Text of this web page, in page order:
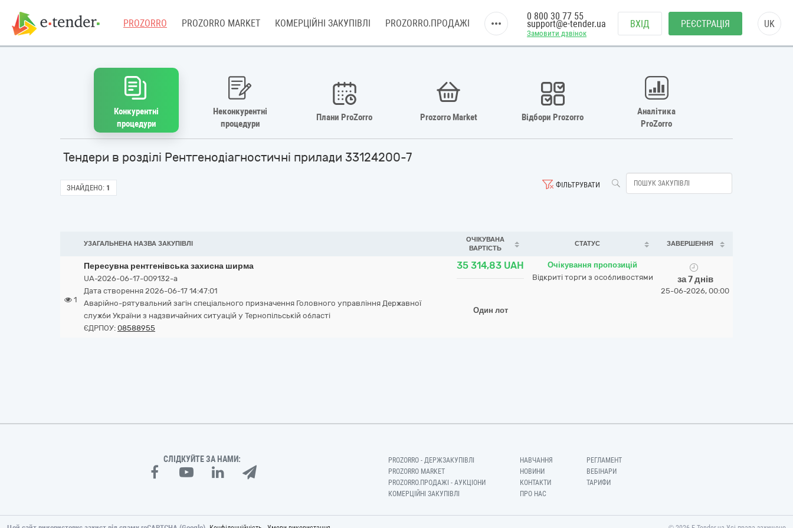
PROZORRO PROZORRO MARKET КОМЕРЦІЙНІ ЗАКУПІВЛІ PROZORRO.ПРОДАЖІ
Замовити дзвінок
0 800 30 77 55
support@e-tender.ua ВХІД РЕЄСТРАЦІЯ UK
Конкурентні
процедури
Неконкурентні
процедури
Плани ProZorro Prozorro Market Відбори Prozorro
Аналітика
ProZorro
Тендери в розділі Рентгенодіагностичні прилади 33124200-7
ФІЛЬТРУВАТИ
ЗНАЙДЕНО: 1
УЗАГАЛЬНЕНА НАЗВА ЗАКУПІВЛІ
ОЧІКУВАНА
ВАРТІСТЬ
СТАТУС ЗАВЕРШЕННЯ
1
Пересувна рентгенівська захисна ширма
UA-2026-06-17-009132-a
Дата створення 2026-06-17 14:47:01
Аварійно-рятувальний загін спеціального призначення Головного управління Державної
служби України з надзвичайних ситуацій у Тернопільській області
ЄДРПОУ: 08588955
35 314,83 UAH
Один лот
Очікування пропозицій
Відкриті торги з особливостями
за 7 днів
25-06-2026, 00:00
СЛІДКУЙТЕ ЗА НАМИ:
PROZORRO - ДЕРЖЗАКУПІВЛІ
PROZORRO MARKET
PROZORRO.ПРОДАЖІ - АУКЦІОНИ
КОМЕРЦІЙНІ ЗАКУПІВЛІ
НАВЧАННЯ
НОВИНИ
КОНТАКТИ
ПРО НАС
РЕГЛАМЕНТ
ВЕБІНАРИ
ТАРИФИ